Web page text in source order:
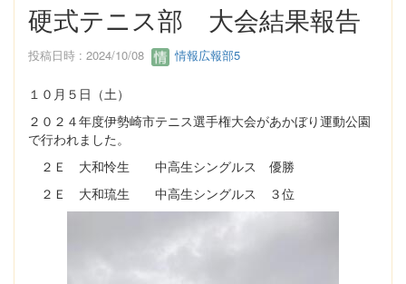
硬式テニス部 大会結果報告
投稿日時 : 2024/10/08 情報広報部5
１０月５日（土）
２０２４年度伊勢崎市テニス選手権大会があかぼり運動公園
で行われました。
２Ｅ 大和怜生 中高生シングルス 優勝
２Ｅ 大和琉生 中高生シングルス ３位